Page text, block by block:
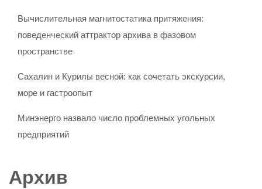
Вычислительная магнитостатика притяжения:
поведенческий аттрактор архива в фазовом
пространстве
Сахалин и Курилы весной: как сочетать экскурсии,
море и гастроопыт
Минэнерго назвало число проблемных угольных
предприятий
Архив